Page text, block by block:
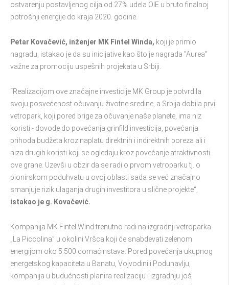
ostvarenju postavljenog cilja od 27% udela OIE u bruto finalnoj
potrošnji energije do kraja 2020. godine.
Petar Kovačević, inženjer MK Fintel Winda, koji je primio
nagradu, istakao je da su inicijative kao što je nagrada "Aurea"
važne za promociju uspešnih projekata u Srbiji.
“Realizacijom ove značajne investicije MK Group je potvrdila
svoju posvećenost očuvanju životne sredine, a Srbija dobila prvi
vetropark, koji pored brige za očuvanje naše planete, ima niz
koristi - dovode do povećanja grinfild investicija, povećanja
prihoda budžeta kroz naplatu direktnih i indirektnih poreza ali i
niza drugih koristi koji se ogledaju kroz povećanje atraktivnosti
ove grane. Uzevši u obzir da se radi o prvom vetroparku tj. o
pionirskom poduhvatu u ovoj oblasti sada se već značajno
smanjuje rizik ulaganja drugih investitora u slične projekte“,
istakao je g. Kovačević.
Kompanija MK Fintel Wind trenutno radi na izgradnji vetroparka
„La Piccolina” u okolini Vršca koji će snabdevati zelenom
energijom oko 5.500 domaćinstava. Pored povećanja ukupnog
energetskog kapaciteta u Banatu, Vojvodini i Podunavlju,
kompanija u budućnosti planira realizaciju i izgradnju još